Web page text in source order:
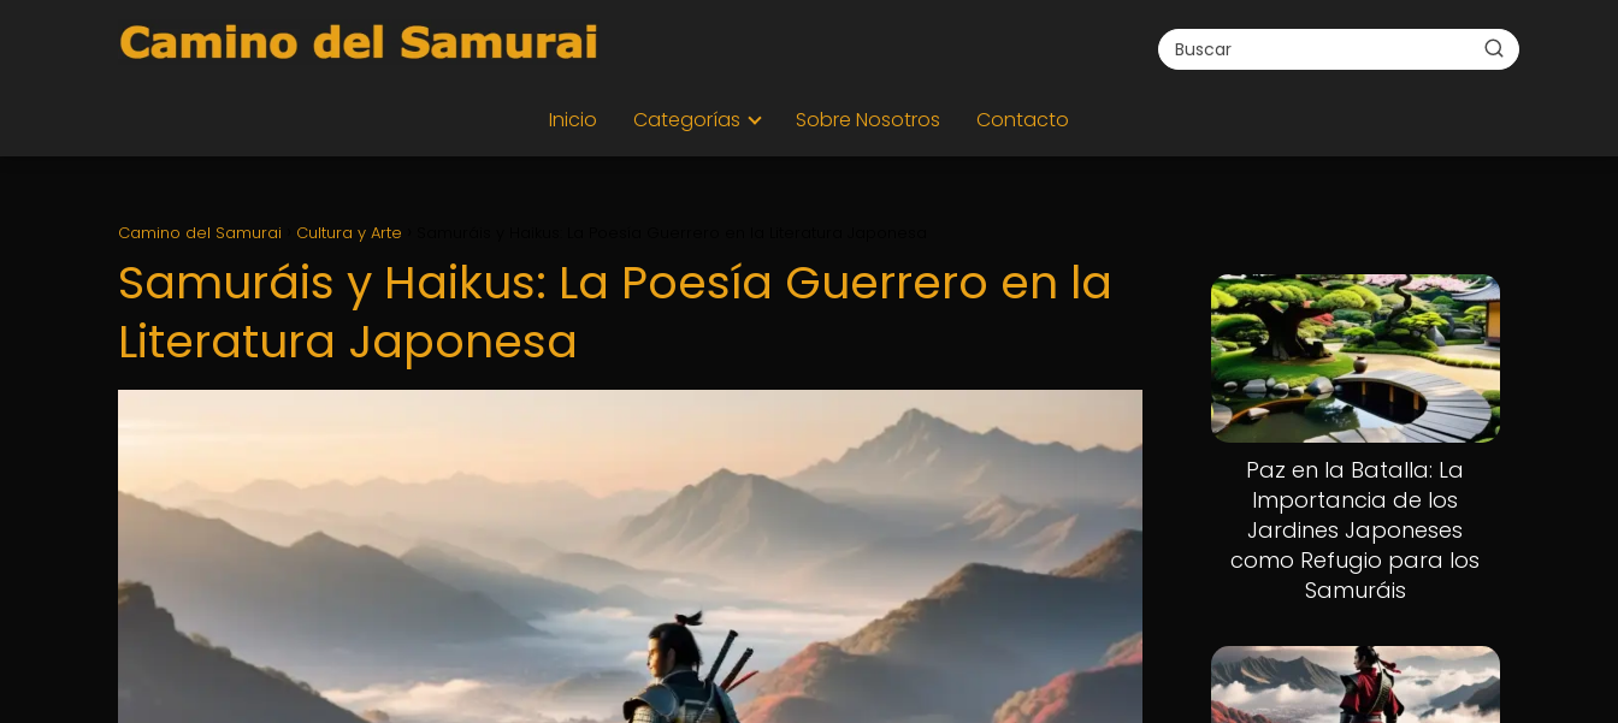
Inicio Categorías Sobre Nosotros Contacto
Camino del Samurai Cultura y Arte
Samuráis y Haikus: La Poesía Guerrero en la
Literatura Japonesa
Paz en la Batalla: La
Importancia de los
Jardines Japoneses
como Refugio para los
Samuráis